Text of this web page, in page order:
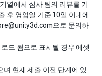
열에서 심사 팀의 리뷰를 기
후 영업일 기준 10일 이내에
으로 문의하
드 됨으로 표시될 경우 에셋
며 현재 제출 이전 단계에 있